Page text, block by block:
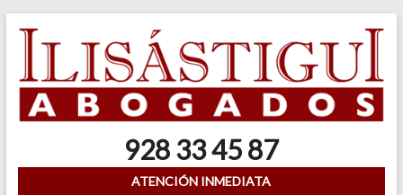
928 33 45 87
ATENCIÓN INMEDIATA